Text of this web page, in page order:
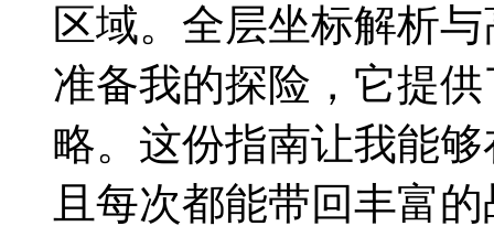
区域。全层坐标解析
准备我的探险，它提
略。这份指南让我能
且每次都能带回丰富